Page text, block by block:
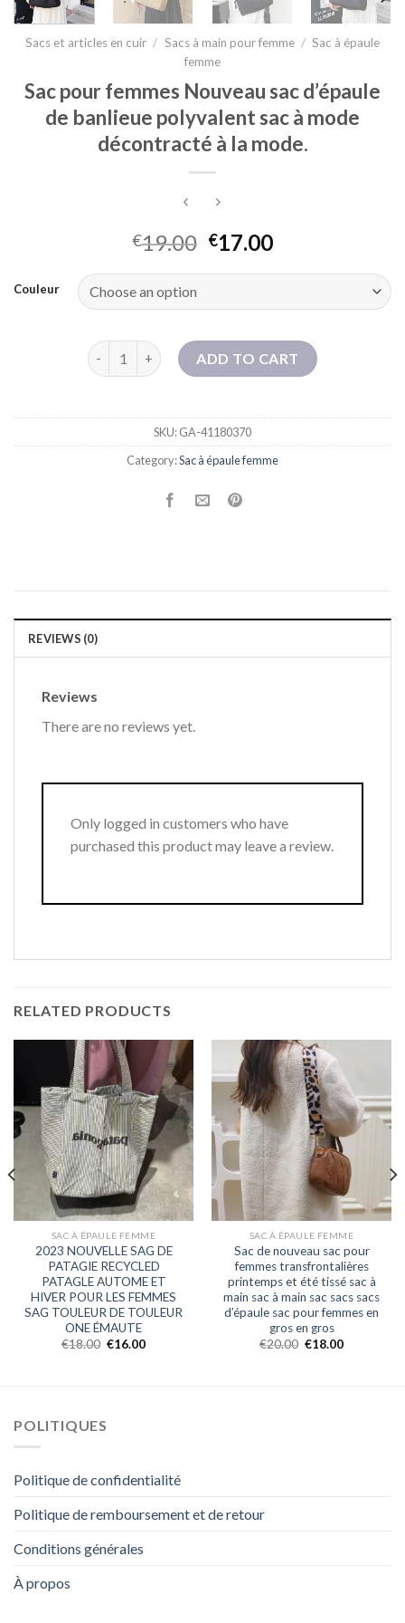
Sacs et articles en cuir / Sacs à main pour femme / Sac à épaule
femme
Sac pour femmes Nouveau sac d’épaule
de banlieue polyvalent sac à mode
décontracté à la mode.
€19.00 €17.00
Couleur
Sac pour femmes Nouveau sac d'épaule de
ADD TO CART
SKU:GA-41180370
Category:Sac à épaule femme
REVIEWS (0)
Reviews
There are no reviews yet.
Only logged in customers who have
purchased this product may leave a review.
RELATED PRODUCTS
SAC À ÉPAULE FEMME
2023 NOUVELLE SAG DE
PATAGIE RECYCLED
PATAGLE AUTOME ET
HIVER POUR LES FEMMES
SAG TOULEUR DE TOULEUR
ONE ÉMAUTE
€18.00 €16.00
SAC À ÉPAULE FEMME
Sac de nouveau sac pour
femmes transfrontalières
printemps et été tissé sac à
main sac à main sac sacs sacs
d’épaule sac pour femmes en
gros en gros
€20.00 €18.00
POLITIQUES
Politique de confidentialité
Politique de remboursement et de retour
Conditions générales
À propos